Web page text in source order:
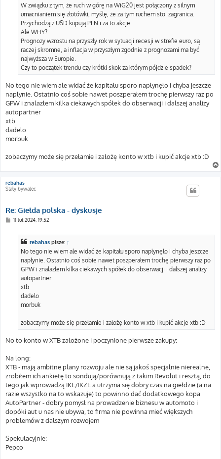
W związku z tym, że ruch w górę na WiG20 jest połączony z silnym
umacnianiem się złotówki, myślę, że za tym ruchem stoi zagranica.
Przychodzą z USD kupują PLN i za to akcje.
Ale WHY?
Prognozy wzrostu na przyszły rok w sytuacji recesji w strefie euro, są
raczej skromne, a inflacja w przyszłym zgodnie z prognozami ma być
najwyższa w Europie.
Czy to początek trendu czy krótki skok za którym pójdzie spadek?
No tego nie wiem ale widać że kapitału sporo napłynęło i chyba jeszcze
napłynie. Ostatnio coś sobie nawet poszperałem trochę pierwszy raz po
GPW i znalazłem kilka ciekawych spółek do obserwacji i dalszej analizy
autopartner
xtb
dadelo
morbuk
zobaczymy może się przełamie i założę konto w xtb i kupić akcje xtb :D
rebahas
Stały bywalec
Re: Giełda polska - dyskusje
P11 lut 2024, 19:52
rebahas pisze: ↑
No tego nie wiem ale widać że kapitału sporo napłynęło i chyba jeszcze
napłynie. Ostatnio coś sobie nawet poszperałem trochę pierwszy raz po
GPW i znalazłem kilka ciekawych spółek do obserwacji i dalszej analizy
autopartner
xtb
dadelo
morbuk
zobaczymy może się przełamie i założę konto w xtb i kupić akcje xtb :D
No to konto w XTB założone i poczynione pierwsze zakupy:
Na long:
XTB - mają ambitne plany rozwoju ale nie są jakoś specjalnie nierealne,
zrobiłem ich ankietę to sondują/porównują z takim Revolut i resztą, do
tego jak wprowadzą IKE/IKZE a utrzyma się dobry czas na giełdzie (a na
razie wszystko na to wskazuje) to powinno dać dodatkowego kopa
AutoPartner - dobry pomysł na prowadzenie biznesu w automoto i
dopóki aut u nas nie ubywa, to firma nie powinna mieć większych
problemów z dalszym rozwojem
Spekulacyjnie:
Pepco